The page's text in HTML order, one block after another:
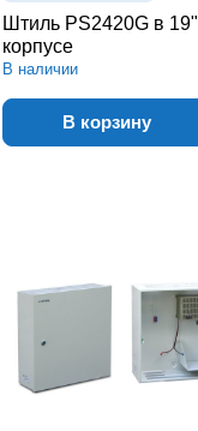
Штиль PS2420G в 19"
корпусе
В наличии
В корзину